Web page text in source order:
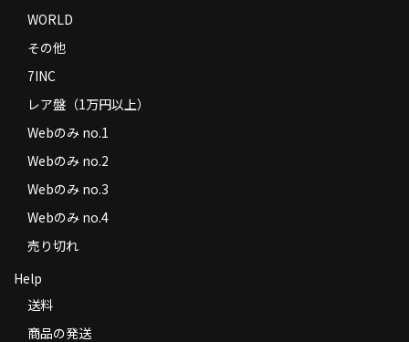
WORLD
その他
7INC
レア盤（1万円以上）
Webのみ no.1
Webのみ no.2
Webのみ no.3
Webのみ no.4
売り切れ
Help
送料
商品の発送